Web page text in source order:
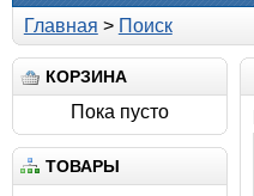
Главная > Поиск
КОРЗИНА
Пока пусто
ТОВАРЫ